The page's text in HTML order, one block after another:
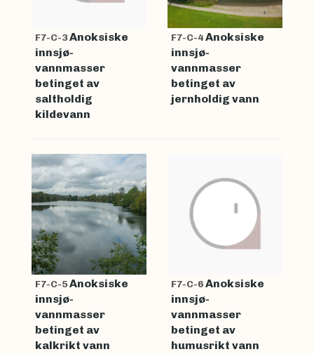
F7-C-3Anoksiske
innsjø-
vannmasser
betinget av
saltholdig
kildevann
F7-C-4Anoksiske
innsjø-
vannmasser
betinget av
jernholdig vann
F7-C-5Anoksiske
innsjø-
vannmasser
betinget av
kalkrikt vann
F7-C-6Anoksiske
innsjø-
vannmasser
betinget av
humusrikt vann